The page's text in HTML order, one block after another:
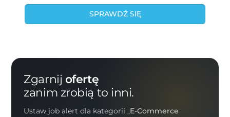
SPRAWDŹ SIĘ
Zgarnij ofertę
zanim zrobią to inni.
Ustaw job alert dla kategorii„E-Commerce